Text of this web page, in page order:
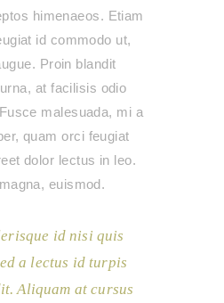
himenaeos. Etiam
id commodo ut,
Proin blandit
at facilisis odio
malesuada, mi a
quam orci feugiat
dolor lectus in leo.
euismod.
id nisi quis
a lectus id turpis
Aliquam at cursus